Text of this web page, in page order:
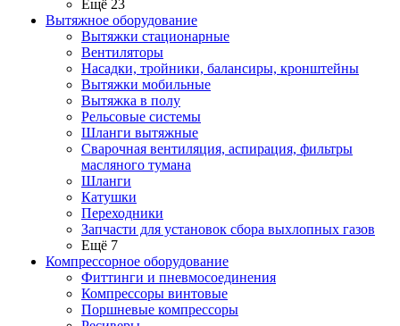
Ещё 23
Вытяжное оборудование
Вытяжки стационарные
Вентиляторы
Насадки, тройники, балансиры, кронштейны
Вытяжки мобильные
Вытяжка в полу
Рельсовые системы
Шланги вытяжные
Сварочная вентиляция, аспирация, фильтры
масляного тумана
Шланги
Катушки
Переходники
Запчасти для установок сбора выхлопных газов
Ещё 7
Компрессорное оборудование
Фиттинги и пневмосоединения
Компрессоры винтовые
Поршневые компрессоры